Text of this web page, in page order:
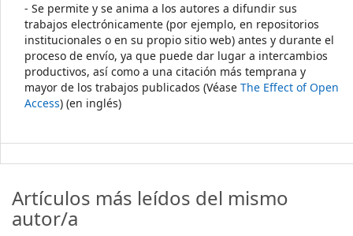
- Se permite y se anima a los autores a difundir sus
trabajos electrónicamente (por ejemplo, en repositorios
institucionales o en su propio sitio web) antes y durante el
proceso de envío, ya que puede dar lugar a intercambios
productivos, así como a una citación más temprana y
mayor de los trabajos publicados (Véase The Effect of Open
Access) (en inglés)
Artículos más leídos del mismo
autor/a